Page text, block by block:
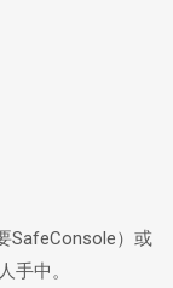
SafeConsole）或
手中。